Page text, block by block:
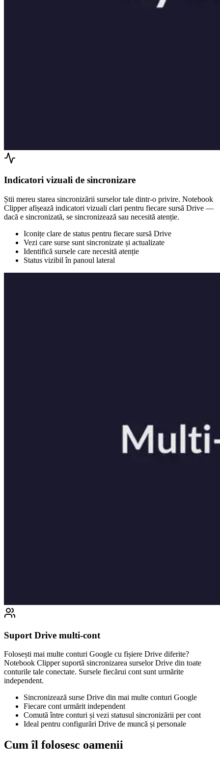
Indicatori vizuali de sincronizare
Știi mereu starea sincronizării surselor tale dintr-o privire. Notebook
Clipper afișează indicatori vizuali clari pentru fiecare sursă Drive —
dacă e sincronizată, se sincronizează sau necesită atenție.
Iconițe clare de status pentru fiecare sursă Drive
Vezi care surse sunt sincronizate și actualizate
Identifică sursele care necesită atenție
Status vizibil în panoul lateral
Suport Drive multi-cont
Folosești mai multe conturi Google cu fișiere Drive diferite?
Notebook Clipper suportă sincronizarea surselor Drive din toate
conturile tale conectate. Sursele fiecărui cont sunt urmărite
independent.
Sincronizează surse Drive din mai multe conturi Google
Fiecare cont urmărit independent
Comută între conturi și vezi statusul sincronizării per cont
Ideal pentru configurări Drive de muncă și personale
Cum îl folosesc oamenii